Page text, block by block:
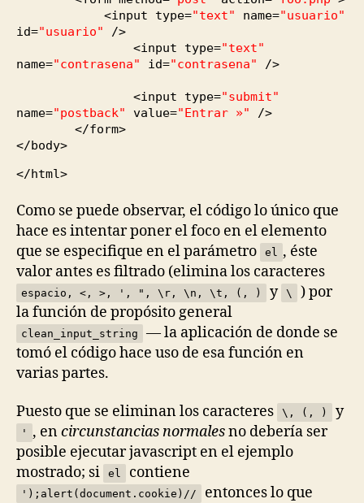
<input type="text" name="usuario"
id="usuario"
/>
<input type="text"
name="contrasena" id="contrasena" />
<input type="submit"
name="postback" value="Entrar »"
/>
</form>
</body>
</html>
Como se puede observar, el código lo único que
hace es intentar poner el foco en el elemento
que se especifique en el parámetro
el
, éste
valor antes es filtrado (elimina los caracteres
espacio, <, >, ', ", \r, \n, \t, (, ) y \
) por
la función de propósito general
clean_input_string
— la aplicación de donde se
tomó el código hace uso de esa función en
varias partes.
Puesto que se eliminan los caracteres \, (, ) y
' , encircunstancias normalesno debería ser
posible ejecutar javascript en el ejemplo
mostrado; si
el contiene
');alert(document.cookie)//
entonces lo que